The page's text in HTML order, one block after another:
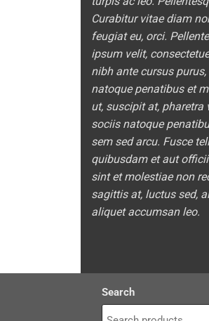
Curabitur vitae diam
feugiat eu, orci.
ipsum velit,
nibh ante cursus
natoque penatibus et
ut, suscipit at, pharetra
sociis natoque
sem sed arcu. Fusce
quibusdam et aut
sint et molestiae non
sagittis at, luctus sed,
aliquet accumsan leo.
Search